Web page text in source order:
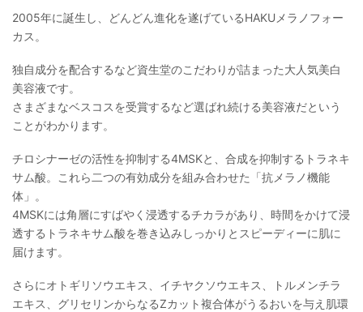
テアロイル-N-メチルタウリンナトリウム、ワセリン、マルチトール液、ポ
リエチレングリコール1000、ミリスチン酸ミリスチル、ポリオキシエチレ
ル、ポリエチレングリコール20000、1、3-ブチレングリコール、ジイソ
ステアリン酸グリセリル、ステアリン酸ジメチルアミノプロピルアミド、
エデト酸二ナトリウム、クエン酸、2-O-エチル-L-アスコルビン酸、l-メン
トール、水酸化カリウム、クエン酸ナトリウム、イソステアリン酸、ピロ
亜硫酸ナトリウム、ラウリルジメチルアミノ酢酸ベタイン、L-セリン、フ
ェノキシエタノール、β-カロチン
2005年に誕生し、どんどん進化を遂げているHAKUメラノフォー
カス。
独自成分を配合するなど資生堂のこだわりが詰まった大人気美白
美容液です。
さまざまなベスコスを受賞するなど選ばれ続ける美容液だという
ことがわかります。
チロシナーゼの活性を抑制する4MSKと、合成を抑制するトラネキ
サム酸。これら二つの有効成分を組み合わせた「抗メラノ機能
体」。
4MSKには角層にすばやく浸透するチカラがあり、時間をかけて浸
透するトラネキサム酸を巻き込みしっかりとスピーディーに肌に
届けます。
さらにオトギリソウエキス、イチヤクソウエキス、トルメンチラ
エキス、グリセリンからなるZカット複合体がうるおいを与え肌環